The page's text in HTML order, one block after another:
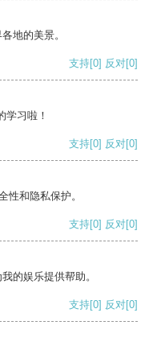
地的美景。
支持[0] 反对[0]
学习啦！
支持[0] 反对[0]
性和隐私保护。
支持[0] 反对[0]
的娱乐提供帮助。
支持[0] 反对[0]